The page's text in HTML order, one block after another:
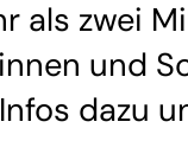
als zwei
und
dazu